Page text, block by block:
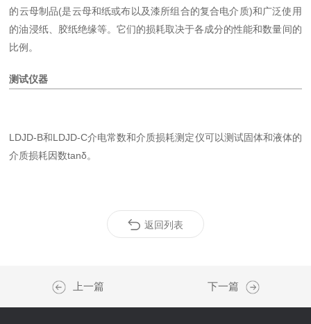
的云母制品(是云母和纸或布以及漆所组合的复合电介质)和广泛使用
的油浸纸、胶纸绝缘等。它们的损耗取决于各成分的性能和数量间的
比例。
测试仪器
LDJD-B和LDJD-C介电常数和介质损耗测定仪可以测试固体和液体的
介质损耗因数tanδ。
返回列表
上一篇 下一篇